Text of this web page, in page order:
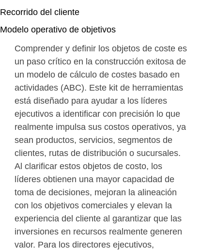
Recorrido del cliente
Modelo operativo de objetivos
Comprender y definir los objetos de coste es
un paso crítico en la construcción exitosa de
un modelo de cálculo de costes basado en
actividades (ABC). Este kit de herramientas
está diseñado para ayudar a los líderes
ejecutivos a identificar con precisión lo que
realmente impulsa sus costos operativos, ya
sean productos, servicios, segmentos de
clientes, rutas de distribución o sucursales.
Al clarificar estos objetos de costo, los
líderes obtienen una mayor capacidad de
toma de decisiones, mejoran la alineación
con los objetivos comerciales y elevan la
experiencia del cliente al garantizar que las
inversiones en recursos realmente generen
valor. Para los directores ejecutivos,